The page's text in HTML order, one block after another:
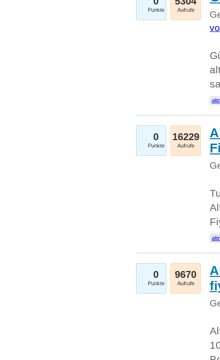
Punkte Aufrufe
0
Punkte
16229
Aufrufe
0
Punkte
9670
Aufrufe